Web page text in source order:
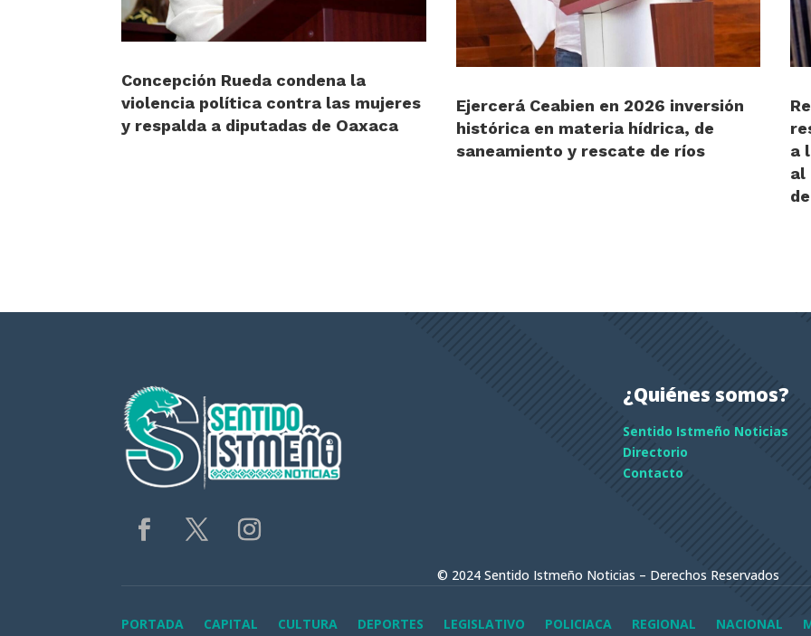
Concepción Rueda condena la
violencia política contra las mujeres
y respalda a diputadas de Oaxaca
Ejercerá Ceabien en 2026 inversión
histórica en materia hídrica, de
saneamiento y rescate de ríos
a
al
¿Quiénes somos?
Sentido Istmeño Noticias
Directorio
Contacto
© 2024 Sentido Istmeño Noticias – Derechos Reservados
PORTADA CAPITAL CULTURA DEPORTES LEGISLATIVO POLICIACA REGIONAL NACIONAL